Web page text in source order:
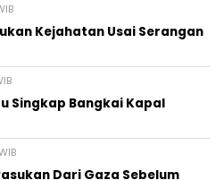
Kejahatan Usai Serangan
Singkap Bangkai Kapal
Dari Gaza Sebelum